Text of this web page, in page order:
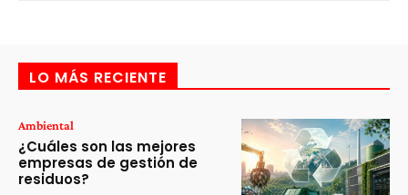
LO MÁS RECIENTE
Ambiental
¿Cuáles son las mejores
empresas de gestión de
residuos?